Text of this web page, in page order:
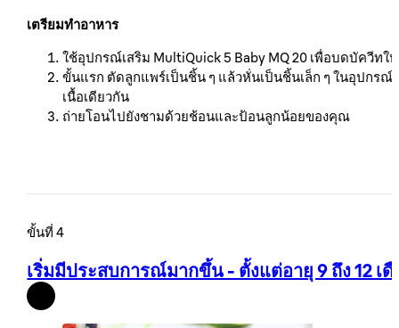
เตรียมทำอาหาร
ใช้อุปกรณ์เสริม MultiQuick 5 Baby MQ 20 เพื่อบดบัควี
ขั้นแรก ตัดลูกแพร์เป็นชิ้น ๆ แล้วหั่นเป็นชิ้นเล็ก ๆ ในอุปกร
เนื้อเดียวกัน
ถ่ายโอนไปยังชามด้วยช้อนและป้อนลูกน้อยของคุณ
ขั้นที่ 4
เริ่มมีประสบการณ์มากขึ้น - ตั้งแต่อายุ 9 ถึง 12 เ